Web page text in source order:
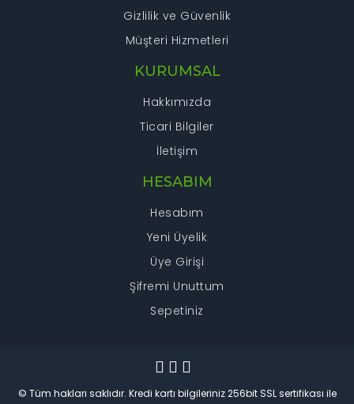
Gizlilik ve Güvenlik
Müşteri Hizmetleri
KURUMSAL
Hakkımızda
Ticari Bilgiler
İletişim
HESABIM
Hesabım
Yeni Üyelik
Üye Girişi
Şifremi Unuttum
Sepetiniz
© Tüm hakları saklıdır. Kredi kartı bilgileriniz 256bit SSL sertifikası ile